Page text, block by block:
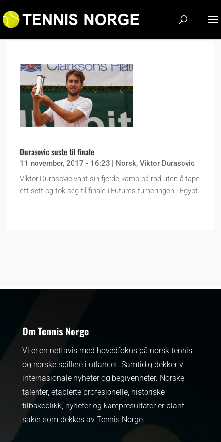
Durasovic suste til finale
11 november, 2017 - 16:23 | Norsk, Viktor Durasovic
Viktor Durasovic vant sin fjerde kamp på rad uten å tape
ett sett og tok seg til finale i Futures-turneringen i Egypt.
Om Tennis Norge
Vi er en nettavis med hovedfokus på norsk tennis
og norske spillere i utlandet. Samtidig dekker vi
internasjonale nyheter og begivenheter. Norske
talenter, etablerte profesjonelle, historiske
tilbakeblikk, nyheter og kampresultater er blant
saker som dekkes av Tennis Norge.